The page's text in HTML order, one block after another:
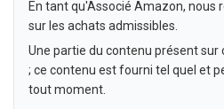
En tant qu'Associé Amazon, nous
sur les achats admissibles.
Une partie du contenu présent sur
; ce contenu est fourni tel quel et
tout moment.